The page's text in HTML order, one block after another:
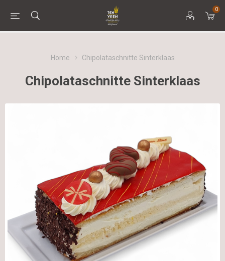
0
Home Chipolataschnitte Sinterklaas
Chipolataschnitte Sinterklaas